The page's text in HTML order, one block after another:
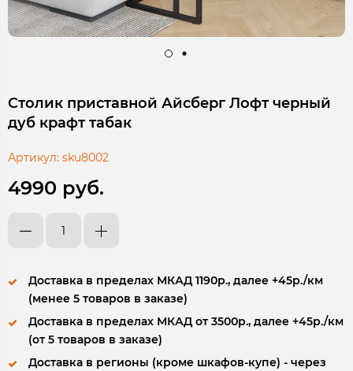
Столик приставной Айсберг Лофт черный
дуб крафт табак
Артикул: sku8002
4990 руб.
Доставка в пределах МКАД 1190р., далее +45р./км
(менее 5 товаров в заказе)
Доставка в пределах МКАД от 3500р., далее +45р./км
(от 5 товаров в заказе)
Доставка в регионы (кроме шкафов-купе) - через